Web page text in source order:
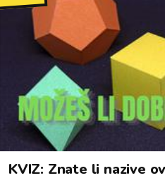
KVIZ: Znate li nazive